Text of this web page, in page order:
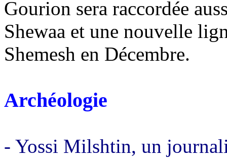
Gourion sera raccordée
Shewaa et une nouvelle
Shemesh en Décembre.
Archéologie
- Yossi Milshtin, un